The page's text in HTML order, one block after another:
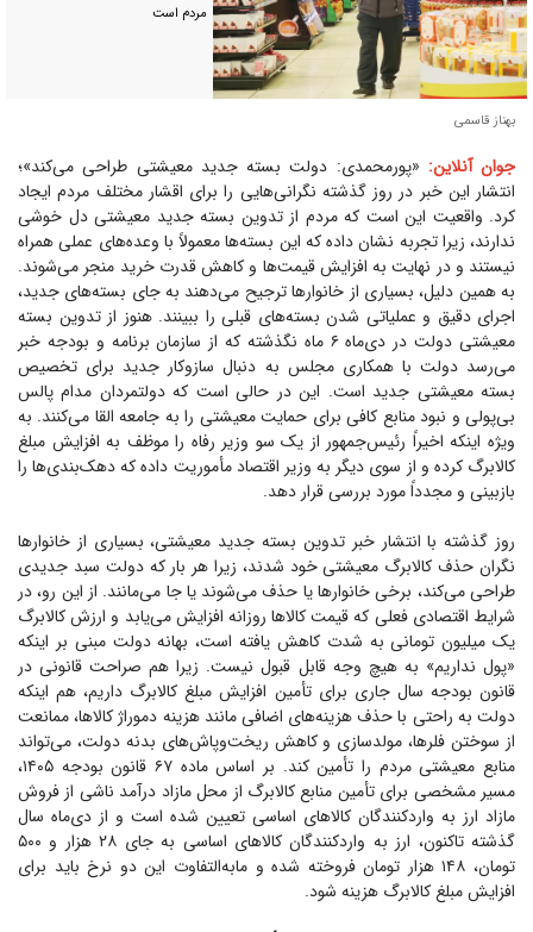
مردم است
بهناز قاسمی
جوان آنلاین: «پورمحمدی: دولت بسته جدید معیشتی طراحی می‌کند»؛
انتشار این خبر در روز گذشته نگرانی‌هایی را برای اقشار مختلف مردم ایجاد
کرد. واقعیت این است که مردم از تدوین بسته جدید معیشتی دل خوشی
ندارند، زیرا تجربه نشان داده که این بسته‌ها معمولاً با وعده‌های عملی همراه
نیستند و در نهایت به افزایش قیمت‌ها و کاهش قدرت خرید منجر می‌شوند.
به همین دلیل، بسیاری از خانوار‌ها ترجیح می‌دهند به جای بسته‌های جدید،
اجرای دقیق و عملیاتی شدن بسته‌های قبلی را ببینند. هنوز از تدوین بسته
معیشتی دولت در دی‌ماه ۶ ماه نگذشته که از سازمان برنامه و بودجه خبر
می‌رسد دولت با همکاری مجلس به دنبال سازوکار جدید برای تخصیص
بسته معیشتی جدید است. این در حالی است که دولتمردان مدام پالس
بی‌پولی و نبود منابع کافی برای حمایت معیشتی را به جامعه القا می‌کنند. به
ویژه اینکه اخیراً رئیس‌جمهور از یک سو وزیر رفاه را موظف به افزایش مبلغ
کالابرگ کرده و از سوی دیگر به وزیر اقتصاد مأموریت داده که دهک‌بندی‌ها را
بازبینی و مجدداً مورد بررسی قرار دهد.
روز گذشته با انتشار خبر تدوین بسته جدید معیشتی، بسیاری از خانوار‌ها
نگران حذف کالابرگ معیشتی خود شدند، زیرا هر بار که دولت سبد جدیدی
طراحی می‌کند، برخی خانوار‌ها یا حذف می‌شوند یا جا می‌مانند. از این رو، در
شرایط اقتصادی فعلی که قیمت کالا‌ها روزانه افزایش می‌یابد و ارزش کالابرگ
یک میلیون تومانی به شدت کاهش یافته است، بهانه دولت مبنی بر اینکه
«پول نداریم» به هیچ وجه قابل قبول نیست. زیرا هم صراحت قانونی در
قانون بودجه سال جاری برای تأمین افزایش مبلغ کالابرگ داریم، هم اینکه
دولت به راحتی با حذف هزینه‌های اضافی مانند هزینه دموراژ کالاها، ممانعت
از سوختن فلرها، مولدسازی و کاهش ریخت‌وپاش‌های بدنه دولت، می‌تواند
منابع معیشتی مردم را تأمین کند. بر اساس ماده ۶۷ قانون بودجه ۱۴۰۵،
مسیر مشخصی برای تأمین منابع کالابرگ از محل مازاد درآمد ناشی از فروش
مازاد ارز به واردکنندگان کالا‌های اساسی تعیین شده است و از دی‌ماه سال
گذشته تاکنون، ارز به واردکنندگان کالا‌های اساسی به جای ۲۸ هزار و ۵۰۰
تومان، ۱۴۸ هزار تومان فروخته شده و مابه‌التفاوت این دو نرخ باید برای
افزایش مبلغ کالابرگ هزینه شود.